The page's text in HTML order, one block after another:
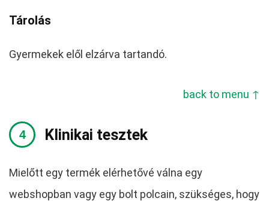
Tárolás
Gyermekek elől elzárva tartandó.
back to menu ↑
Klinikai tesztek
Mielőtt egy termék elérhetővé válna egy
webshopban vagy egy bolt polcain, szükséges, hogy